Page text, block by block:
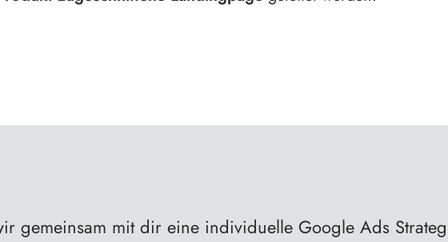
gemeinsam mit dir eine individuelle Google Ads